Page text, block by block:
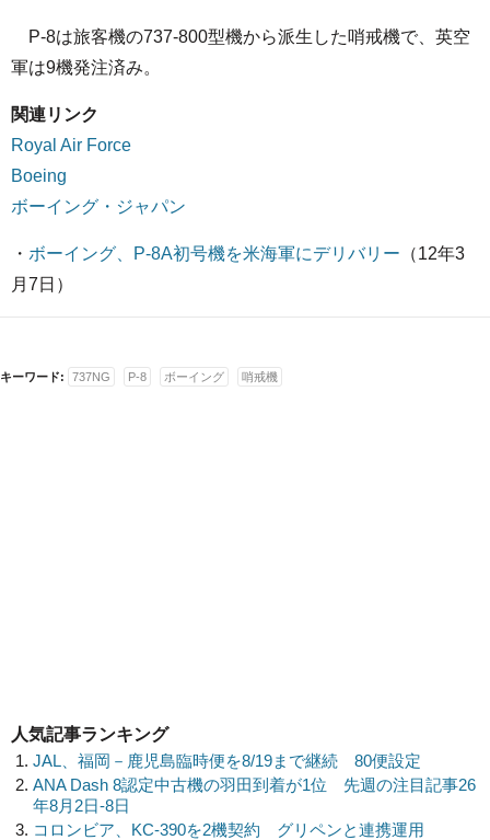
P-8は旅客機の737-800型機から派生した哨戒機で、英空
軍は9機発注済み。
関連リンク
Royal Air Force
Boeing
ボーイング・ジャパン
・ ボーイング、P-8A初号機を米海軍にデリバリー （12年3
月7日）
キーワード: 737NG P-8 ボーイング 哨戒機
人気記事ランキング
JAL、福岡－鹿児島臨時便を8/19まで継続 80便設定
ANA Dash 8認定中古機の羽田到着が1位 先週の注目記事26
年8月2日-8日
コロンビア、KC-390を2機契約 グリペンと連携運用